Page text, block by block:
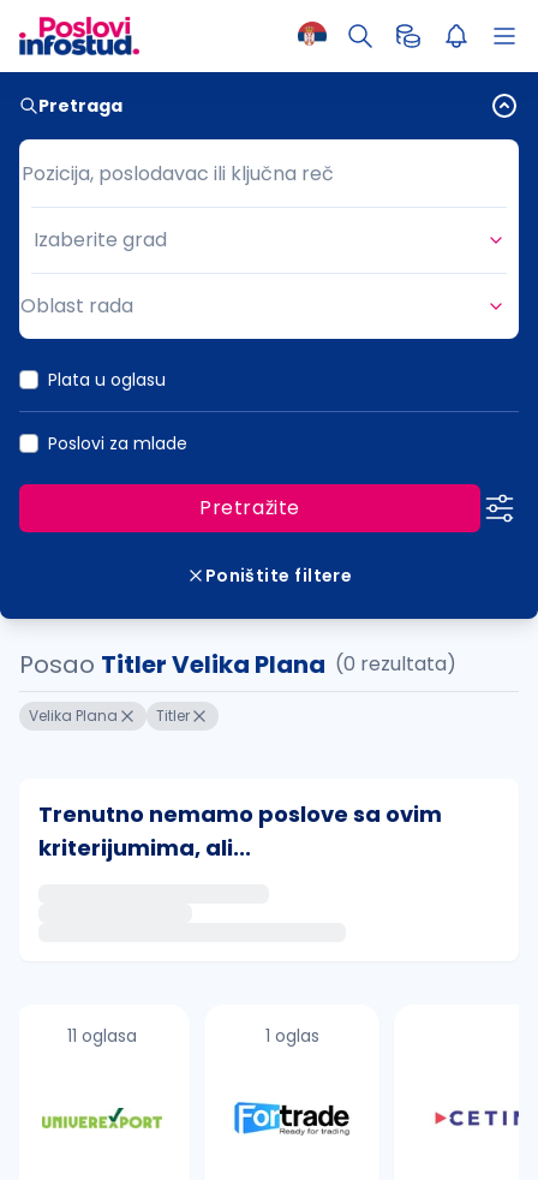
Pretraga
Pozicija, poslodavac ili ključna reč
Pozicija, poslodavac ili ključna reč
Grad
Izaberite grad
Oblast rada
Plata u oglasu
Poslovi za mlade
Pretražite
Poništite filtere
Posao Titler Velika Plana (0 rezultata)
Velika Plana Titler
Trenutno nemamo poslove sa ovim
kriterijumima, ali...
proverite pravopisne greške (koristite č, ć, š, đ,
11 oglasa 1 oglas